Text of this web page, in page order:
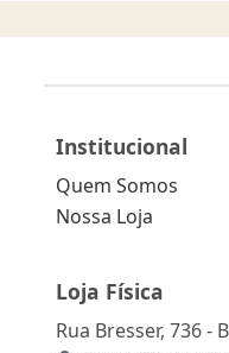
Institucional
Quem Somos
Nossa Loja
Loja Física
Rua Bresser, 736 -